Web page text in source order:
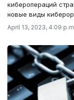
киберопераций
новые виды
April 13, 2023, 4:09